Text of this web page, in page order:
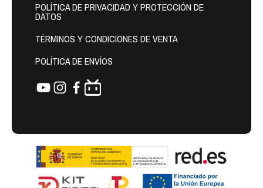
POLÍTICA DE PRIVACIDAD Y PROTECCIÓN DE
DATOS
TÉRMINOS Y CONDICIONES DE VENTA
POLÍTICA DE ENVÍOS